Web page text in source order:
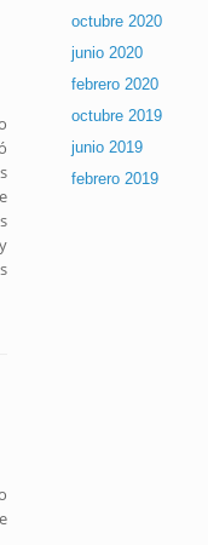
octubre 2020
junio 2020
febrero 2020
octubre 2019
junio 2019
febrero 2019